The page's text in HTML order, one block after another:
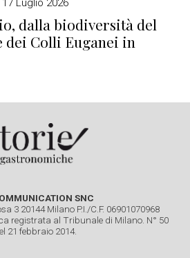
17 Luglio 2026
dalla biodiversità del
dei Colli Euganei in
SNC
3 20144 Milano P.I./C.F. 06901070968
registrata al Tribunale di Milano. N° 50
21 febbraio 2014.